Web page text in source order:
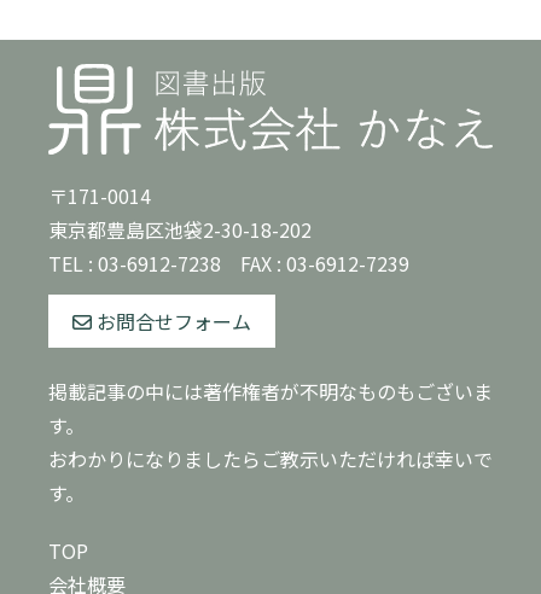
〒171-0014
東京都豊島区池袋2-30-18-202
TEL : 03-6912-7238 FAX : 03-6912-7239
お問合せフォーム
掲載記事の中には著作権者が不明なものもございま
す。
おわかりになりましたらご教示いただければ幸いで
す。
TOP
会社概要